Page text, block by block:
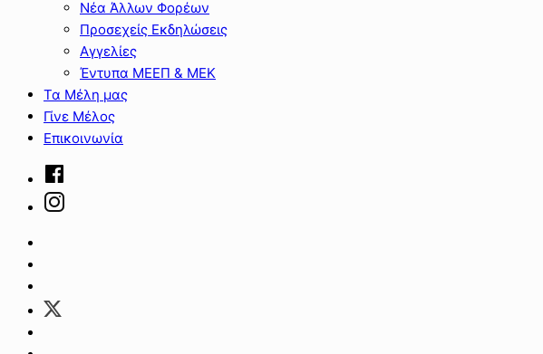
Νέα Άλλων Φορέων
Προσεχείς Εκδηλώσεις
Αγγελίες
Έντυπα ΜΕΕΠ & ΜΕΚ
Τα Μέλη μας
Γίνε Μέλος
Επικοινωνία